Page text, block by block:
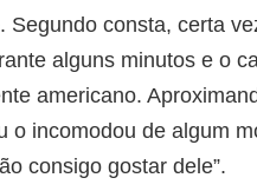
consta, certa
alguns minutos e o
americano.
incomodou de algum
consigo gostar dele”.